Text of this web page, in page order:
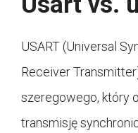
USART (Universal
Receiver
szeregowego, który
transmisję